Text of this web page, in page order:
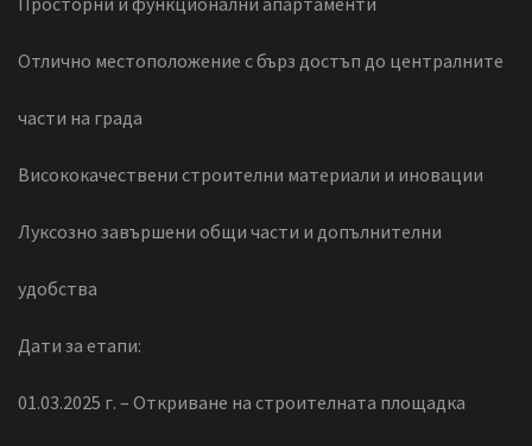
Отлично местоположение с бърз достъп до централните
части на града
Висококачествени строителни материали и иновации
Луксозно завършени общи части и допълнителни
удобства
Дати за етапи:
01.03.2025 г. – Откриване на строителната площадка